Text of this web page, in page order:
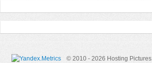
© 2010 - 2026 Hosting Pictures.